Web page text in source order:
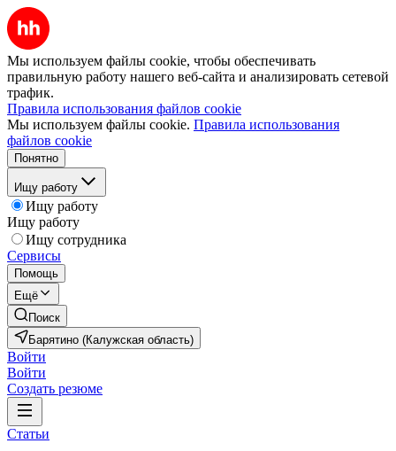
Мы используем файлы cookie, чтобы обеспечивать
правильную работу нашего веб-сайта и анализировать сетевой
трафик.
Правила использования файлов cookie
Мы используем файлы cookie. Правила использования
файлов cookie
Понятно
Ищу работу
Ищу работу
Ищу работу
Ищу сотрудника
Сервисы
Помощь
Ещё
Поиск
Барятино (Калужская область)
Войти
Войти
Создать резюме
Статьи